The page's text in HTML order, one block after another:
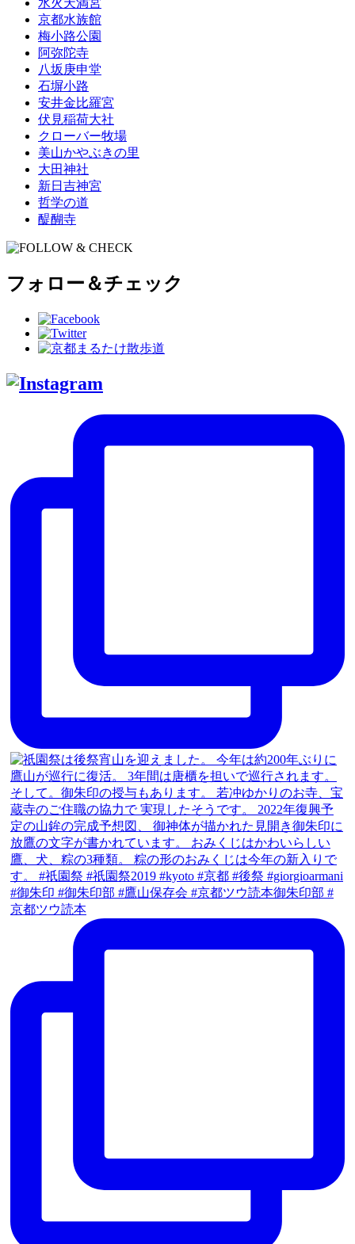
水火天満宮
京都水族館
梅小路公園
阿弥陀寺
八坂庚申堂
石塀小路
安井金比羅宮
伏見稲荷大社
クローバー牧場
美山かやぶきの里
大田神社
新日吉神宮
哲学の道
醍醐寺
フォロー＆チェック